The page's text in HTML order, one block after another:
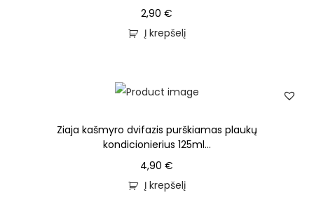
2,90€
Į krepšelį
Ziaja kašmyro dvifazis purškiamas plaukų
kondicionierius 125ml...
4,90€
Į krepšelį